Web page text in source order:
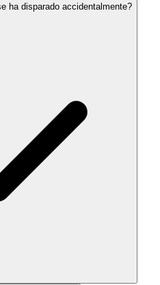
ha disparado accidentalmente?